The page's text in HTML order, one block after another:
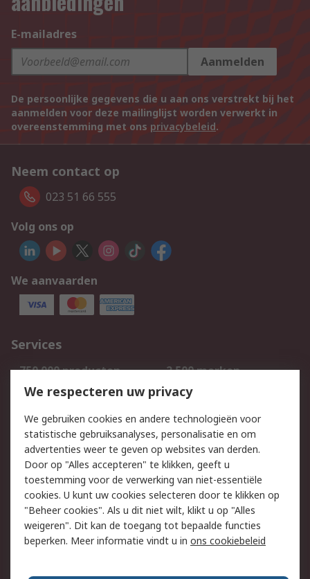
E-mailadres
Aanmelden
De persoonlijke gegevens die u aan ons verstrekt bij het
aanmelden voor deze mailinglijst worden verwerkt in
overeenstemming met ons privacybeleid.
Neem contact op
023 51 66 555
Volg ons op
We aanvaarden
Services
750.000 producten
2.500 merken
Bestellen
Inkoopoplossingen
Track & Trace
Wettelijk
Cookiebeleid
Email veiligheid
Privacybeleid
Websitevoorwaarden
Algemene
verkoopvoorwaarden
We respecteren uw privacy
We gebruiken cookies en andere technologieën voor
statistische gebruiksanalyses, personalisatie en om
advertenties weer te geven op websites van derden.
Door op "Alles accepteren" te klikken, geeft u
toestemming voor de verwerking van niet-essentiële
cookies. U kunt uw cookies selecteren door te klikken op
"Beheer cookies". Als u dit niet wilt, klikt u op "Alles
weigeren". Dit kan de toegang tot bepaalde functies
beperken. Meer informatie vindt u in ons cookiebeleid